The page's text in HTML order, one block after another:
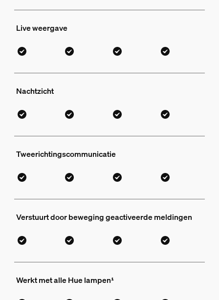
Live weergave
Nachtzicht
Tweerichtingscommunicatie
Verstuurt door beweging geactiveerde meldingen
Werkt met alle Hue lampen¹